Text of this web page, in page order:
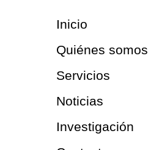
Inicio
Quiénes somos
Servicios
Noticias
Investigación